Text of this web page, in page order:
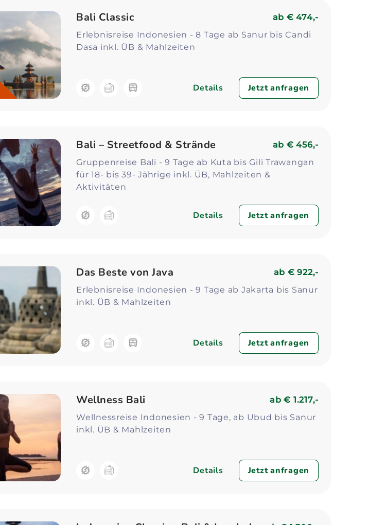
Bali Classic ab € 474,-
Erlebnisreise Indonesien - 8 Tage ab Sanur bis Candi
Dasa inkl. ÜB & Mahlzeiten
Details Jetzt anfragen
Bali – Streetfood & Strände ab € 456,-
Gruppenreise Bali - 9 Tage ab Kuta bis Gili Trawangan
für 18- bis 39- Jährige inkl. ÜB, Mahlzeiten &
Aktivitäten
Details Jetzt anfragen
Das Beste von Java ab € 922,-
Erlebnisreise Indonesien - 9 Tage ab Jakarta bis Sanur
inkl. ÜB & Mahlzeiten
Details Jetzt anfragen
Wellness Bali ab€ 1.217,-
Wellnessreise Indonesien - 9 Tage, ab Ubud bis Sanur
inkl. ÜB & Mahlzeiten
Details Jetzt anfragen